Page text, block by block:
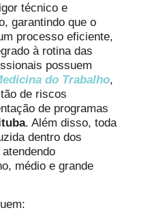
técnico e
garantindo que o
processo eficiente,
à rotina das
possuem
do Trabalho,
de riscos
de programas
. Além disso, toda
dentro dos
médio e grande